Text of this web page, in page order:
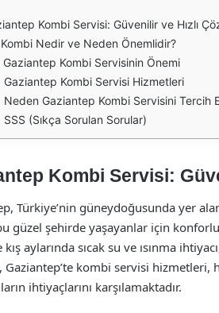
Kombi Servisi: Güvenilir ve Hızlı
Kombi Nedir ve Neden Önemlidir?
Gaziantep Kombi Servisinin Önemi
Gaziantep Kombi Servisi Hizmetleri
Neden Gaziantep Kombi Servisini Tercih
SSS (Sıkça Sorulan Sorular)
Kombi Servisi:
Türkiye’nin güneydoğusunda yer
güzel şehirde yaşayanlar için
aylarında sıcak su ve ısınma
Gaziantep’te kombi servisi hizmetleri,
ihtiyaçlarını karşılamaktadır.